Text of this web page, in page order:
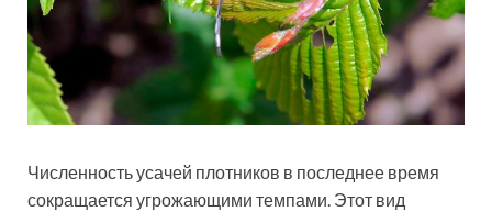
Численность усачей плотников в последнее время
сокращается угрожающими темпами. Этот вид